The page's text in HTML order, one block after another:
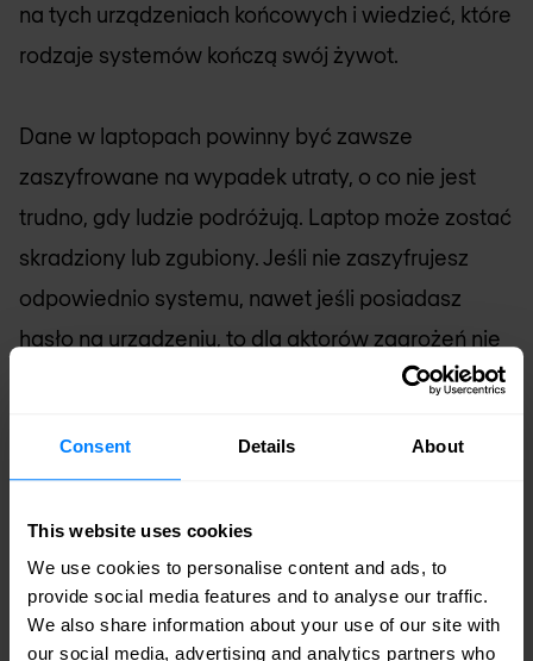
Consent Details About
This website uses cookies
We use cookies to personalise content and ads, to
provide social media features and to analyse our traffic.
We also share information about your use of our site with
our social media, advertising and analytics partners who
na tych urządzeniach końcowych i wiedzieć, które
rodzaje systemów kończą swój żywot.
Dane w laptopach powinny być zawsze
zaszyfrowane na wypadek utraty, o co nie jest
trudno, gdy ludzie podróżują. Laptop może zostać
skradziony lub zgubiony. Jeśli nie zaszyfrujesz
odpowiednio systemu, nawet jeśli posiadasz
hasło na urządzeniu, to dla aktorów zagrożeń nie
będzie trudnością uzyskać dostęp do danych,
urządzenia. Zawsze powinieneś mieć
w swojej firmie, zwłaszcza jeśli ludzie przynoszą
różne rodzaje urządzeń do sieci. Będziesz
wiedział czy jest to własne urządzenie, czy nie.